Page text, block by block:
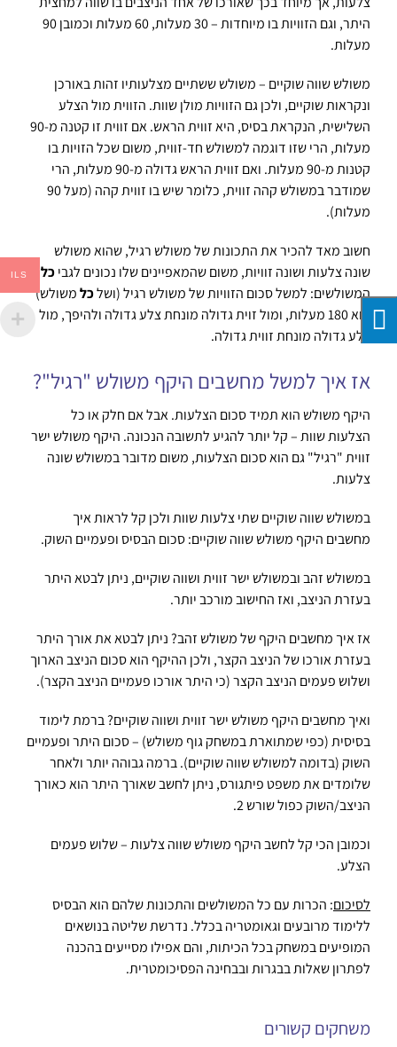
היתר, וגם הזוויות בו מיוחדות – 30 מעלות, 60 מעלות וכמובן 90
מעלות.
משולש שווה שוקיים – משולש ששתיים מצלעותיו זהות באורכן
ונקראות שוקיים, ולכן גם הזוויות מולן שוות. הזווית מול הצלע
השלישית, הנקראת בסיס, היא זווית הראש. אם זווית זו קטנה מ-90
מעלות, הרי שזו דוגמה למשולש חד-זווית, משום שכל הזויות בו
קטנות מ-90 מעלות. ואם זווית הראש גדולה מ-90 מעלות, הרי
שמודבר במשולש קהה זווית, כלומר שיש בו זווית קהה (מעל 90
מעלות).
חשוב מאד להכיר את התכונות של משולש רגיל, שהוא משולש
שונה צלעות ושונה זוויות, משום שהמאפיינים שלו נכונים לגביכל
המשולשים: למשל סכום הזוויות של משולש רגיל (ושלכלמשולש)
הוא 180 מעלות, ומול זוית גדולה מונחת צלע גדולה ולהיפך, מול
צלע גדולה מונחת זווית גדולה.
אז איך למשל מחשבים היקף משולש "רגיל"?
היקף משולש הוא תמיד סכום הצלעות. אבל אם חלק או כל
הצלעות שוות – קל יותר להגיע לתשובה הנכונה. היקף משולש ישר
זווית "רגיל" גם הוא סכום הצלעות, משום מדובר במשולש שונה
צלעות.
במשולש שווה שוקיים שתי צלעות שוות ולכן קל לראות איך
מחשבים היקף משולש שווה שוקיים: סכום הבסיס ופעמיים השוק.
במשולש זהב ובמשולש ישר זווית ושווה שוקיים, ניתן לבטא היתר
בעזרת הניצב, ואז החישוב מורכב יותר.
אז איך מחשבים היקף של משולש זהב? ניתן לבטא את אורך היתר
בעזרת אורכו של הניצב הקצר, ולכן ההיקף הוא סכום הניצב הארוך
ושלוש פעמים הניצב הקצר (כי היתר אורכו פעמיים הניצב הקצר).
ואיך מחשבים היקף משולש ישר זווית ושווה שוקיים? ברמת לימוד
בסיסית (כפי שמתוארת במשחק גוף משולש) – סכום היתר ופעמיים
השוק (בדומה למשולש שווה שוקיים). ברמה גבוהה יותר ולאחר
שלומדים את משפט פיתגורס, ניתן לחשב שאורך היתר הוא כאורך
הניצב/השוק כפול שורש 2.
וכמובן הכי קל לחשב היקף משולש שווה צלעות – שלוש פעמים
הצלע.
לסיכום: הכרות עם כל המשולשים והתכונות שלהם הוא הבסיס
ללימוד מרובעים וגאומטריה בכלל. נדרשת שליטה בנושאים
המופיעים במשחק בכל הכיתות, והם אפילו מסייעים בהכנה
לפתרון שאלות בבגרות ובבחינה הפסיכומטרית.
משחקים קשורים
ILS